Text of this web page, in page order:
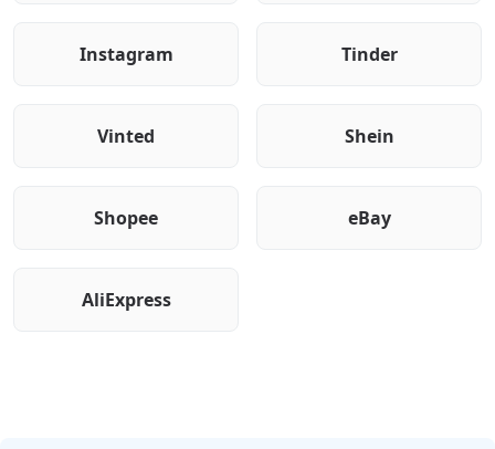
Instagram Tinder
Vinted Shein
Shopee eBay
AliExpress